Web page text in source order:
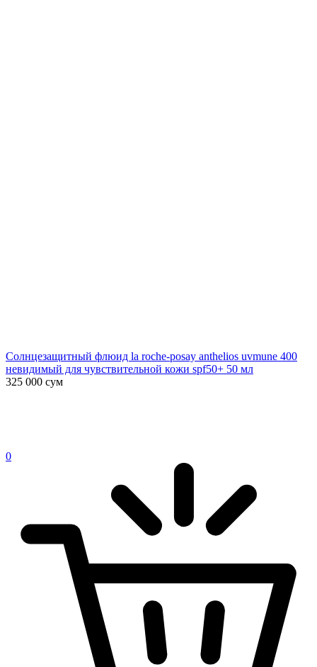
Солнцезащитный флюид la roche-posay anthelios uvmune 400
невидимый для чувствительной кожи spf50+ 50 мл
325 000 сум
0